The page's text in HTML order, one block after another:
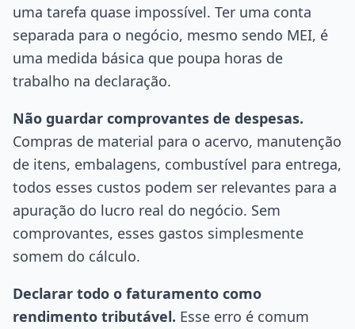
uma tarefa quase impossível. Ter uma conta
separada para o negócio, mesmo sendo MEI, é
uma medida básica que poupa horas de
trabalho na declaração.
Não guardar comprovantes de despesas.
Compras de material para o acervo, manutenção
de itens, embalagens, combustível para entrega,
todos esses custos podem ser relevantes para a
apuração do lucro real do negócio. Sem
comprovantes, esses gastos simplesmente
somem do cálculo.
Declarar todo o faturamento como
rendimento tributável. Esse erro é comum